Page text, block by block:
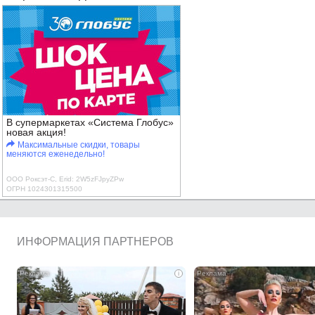
В супермаркетах «Система Глобус»
новая акция!
Максимальные скидки, товары
меняются еженедельно!
ООО Роксэт-С, Erid: 2W5zFJpyZPw
ОГРН 1024301315500
ИНФОРМАЦИЯ ПАРТНЕРОВ
i